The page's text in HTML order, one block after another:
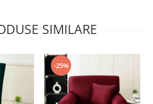
SIMILARE
-25%